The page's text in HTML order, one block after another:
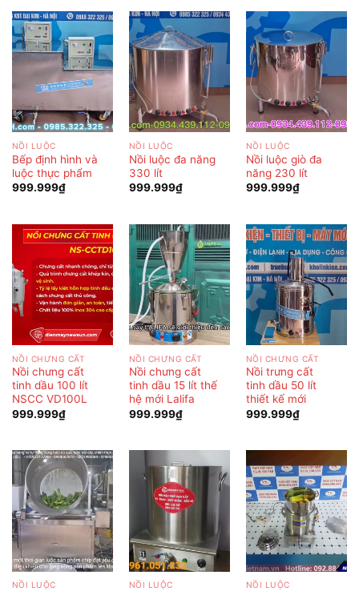
NỒI LUỘC
Bếp định hình và
luộc thực phẩm
999.999₫
NỒI LUỘC
Nồi luộc đa năng
330 lít
999.999₫
NỒI LUỘC
Nồi luộc giò đa
năng 230 lít
999.999₫
NỒI CHƯNG CẤT
Nồi chưng cất
tinh dầu 100 lít
NSCC VD100L
999.999₫
NỒI CHƯNG CẤT
Nồi chưng cất
tinh dầu 15 lít thế
hệ mới Lalifa
999.999₫
NỒI CHƯNG CẤT
Nồi trưng cất
tinh dầu 50 lít
thiết kế mới
999.999₫
NỒI LUỘC NỒI LUỘC NỒI LUỘC